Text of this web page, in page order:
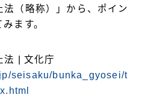
法（略称）」から、ポイン
ます。
法 | 文化庁
seisaku/bunka_gyosei/t